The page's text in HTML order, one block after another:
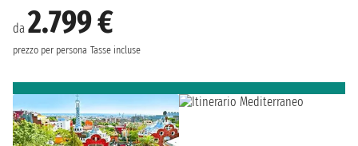
da 2.799 €
prezzo per persona Tasse incluse